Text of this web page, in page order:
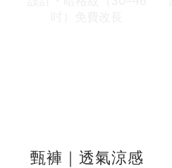
甄褲｜透氣涼感